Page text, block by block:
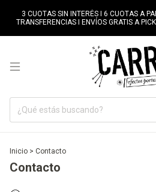
3 CUOTAS SIN INTERÉS I 6 CUOTAS A
TRANSFERENCIAS I ENVÍOS GRATIS A
Inicio > Contacto
Contacto